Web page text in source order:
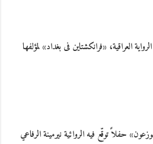
العراقية، «فرانكشتاين فى بغداد» لمؤلفها
حفلاً توقّع فيه الروائية نيرمينة الرفاعي